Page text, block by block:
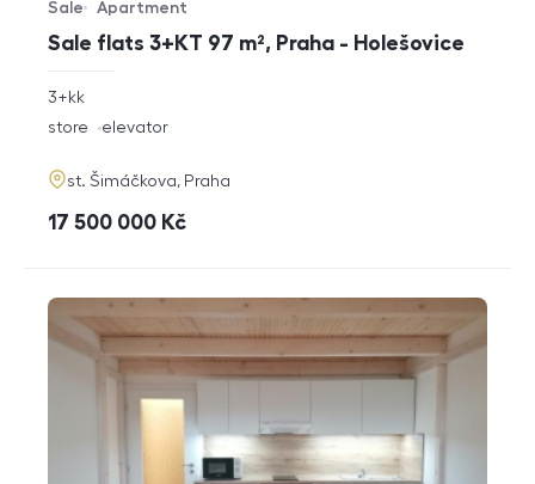
Sale flats 3+KT 97 m², Praha - Holešovice
Offer type
Sale
Property type
Apartment
rozměry
disposition
3+kk
funkce
store elevator
adresa
st. Šimáčkova, Praha
cena
17 500 000 Kč